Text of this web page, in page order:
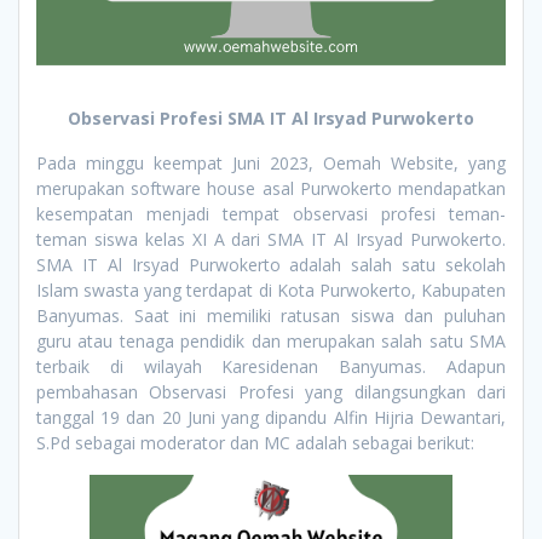
Observasi Profesi SMA IT Al Irsyad Purwokerto
Pada minggu keempat Juni 2023, Oemah Website, yang
merupakan software house asal Purwokerto mendapatkan
kesempatan menjadi tempat observasi profesi teman-
teman siswa kelas XI A dari SMA IT Al Irsyad Purwokerto.
SMA IT Al Irsyad Purwokerto adalah salah satu sekolah
Islam swasta yang terdapat di Kota Purwokerto, Kabupaten
Banyumas. Saat ini memiliki ratusan siswa dan puluhan
guru atau tenaga pendidik dan merupakan salah satu SMA
terbaik di wilayah Karesidenan Banyumas. Adapun
pembahasan Observasi Profesi yang dilangsungkan dari
tanggal 19 dan 20 Juni yang dipandu Alfin Hijria Dewantari,
S.Pd sebagai moderator dan MC adalah sebagai berikut: